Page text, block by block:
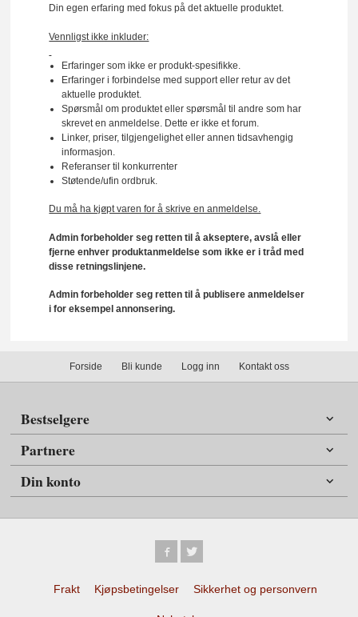
Din egen erfaring med fokus på det aktuelle produktet.
Vennligst ikke inkluder:
Erfaringer som ikke er produkt-spesifikke.
Erfaringer i forbindelse med support eller retur av det
aktuelle produktet.
Spørsmål om produktet eller spørsmål til andre som har
skrevet en anmeldelse. Dette er ikke et forum.
Linker, priser, tilgjengelighet eller annen tidsavhengig
informasjon.
Referanser til konkurrenter
Støtende/ufin ordbruk.
Du må ha kjøpt varen for å skrive en anmeldelse.
Admin forbeholder seg retten til å akseptere, avslå eller
fjerne enhver produktanmeldelse som ikke er i tråd med
disse retningslinjene.
Admin forbeholder seg retten til å publisere anmeldelser
i for eksempel annonsering.
Forside Bli kunde Logg inn Kontakt oss
Bestselgere
Partnere
Din konto
Frakt Kjøpsbetingelser Sikkerhet og personvern